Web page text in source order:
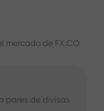
mercado de FX.CO
pares de divisas